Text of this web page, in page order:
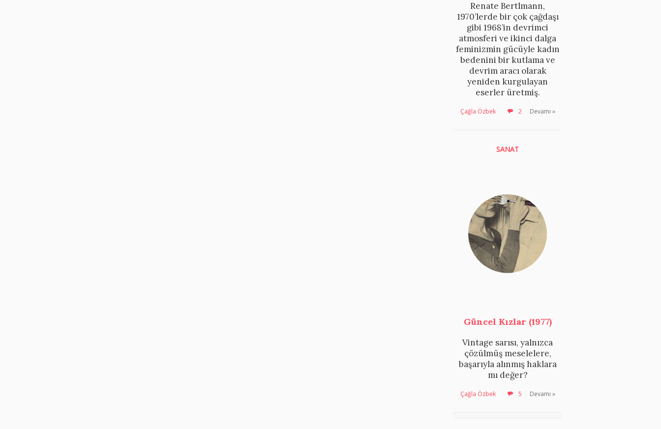
Renate Bertlmann,
1970’lerde bir çok çağdaşı
gibi 1968’in devrimci
atmosferi ve ikinci dalga
feminizmin gücüyle kadın
bedenini bir kutlama ve
devrim aracı olarak
yeniden kurgulayan
eserler üretmiş.
Çağla Özbek 2 Devamı »
SANAT
Güncel Kızlar (1977)
Vintage sarısı, yalnızca
çözülmüş meselelere,
başarıyla alınmış haklara
mı değer?
Çağla Özbek 5 Devamı »